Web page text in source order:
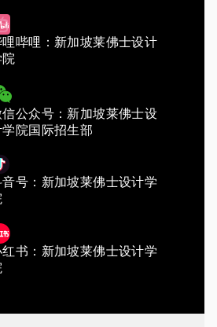
哩哔哩：新加坡莱佛士设计
信公众号：新加坡莱佛士设
学院国际招生部
音号：新加坡莱佛士设计学
红书：新加坡莱佛士设计学